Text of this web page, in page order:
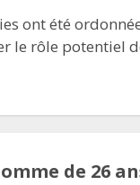
ont été
le rôle potentiel
de 26